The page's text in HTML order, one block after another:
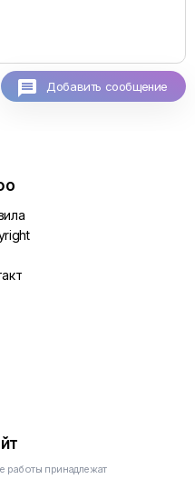
Добавить сообщение
работы принадлежат